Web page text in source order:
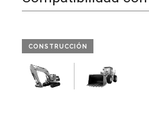
CONSTRUCCIÓN